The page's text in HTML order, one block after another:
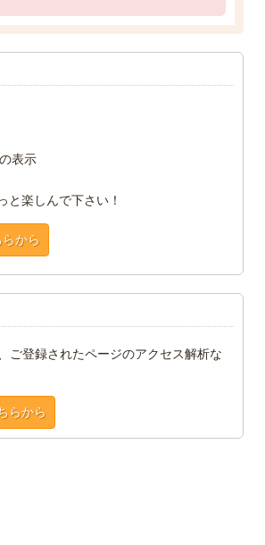
表示
と楽しんで下さい！
から
ご登録されたページのアクセス解析な
らから